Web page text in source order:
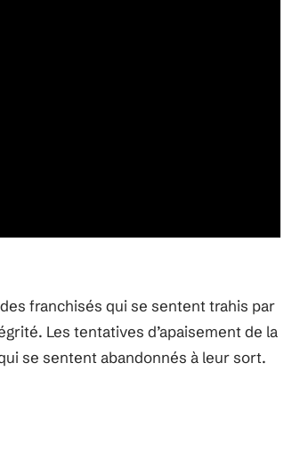
franchisés qui se sentent trahis par
Les tentatives d’apaisement de la
se sentent abandonnés à leur sort.